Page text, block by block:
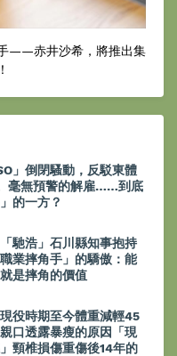
——赤井沙希，將推出集
」倒閉騷動，反駁東體
毫無預警的解雇……到底
的一方？
馳浩」石川縣知事抱持
業摔角手」的驕傲：能
是摔角的價值
現役時期至今體重減輕45
口透露暴瘦的原因「現
頸椎損傷重傷後14年的